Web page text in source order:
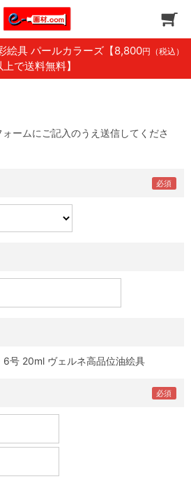
絵具 パールカラーズ 【8,800円（税込）
上で送料無料】
ームにご記入のうえ送信してくださ
号 20ml ヴェルネ高品位油絵具